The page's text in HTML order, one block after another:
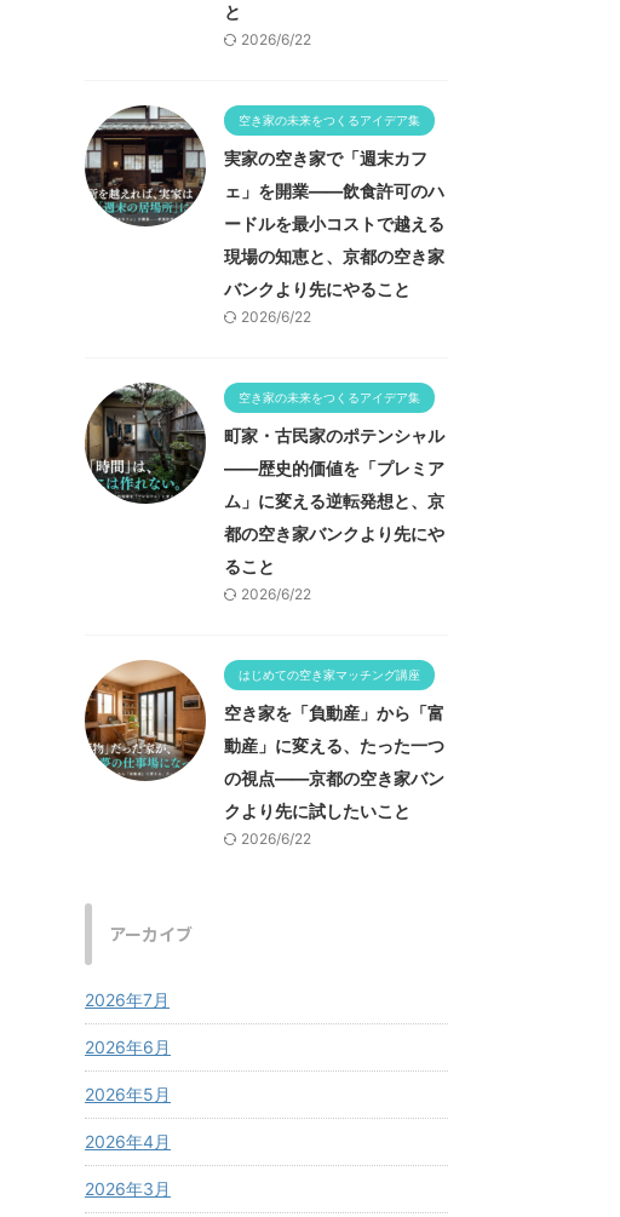
と
2026/6/22
空き家の未来をつくるアイデア集
実家の空き家で「週末カフ
ェ」を開業——飲食許可のハ
ードルを最小コストで越える
現場の知恵と、京都の空き家
バンクより先にやること
2026/6/22
空き家の未来をつくるアイデア集
町家・古民家のポテンシャル
——歴史的価値を「プレミア
ム」に変える逆転発想と、京
都の空き家バンクより先にや
ること
2026/6/22
はじめての空き家マッチング講座
空き家を「負動産」から「富
動産」に変える、たった一つ
の視点——京都の空き家バン
クより先に試したいこと
2026/6/22
アーカイブ
2026年7月
2026年6月
2026年5月
2026年4月
2026年3月